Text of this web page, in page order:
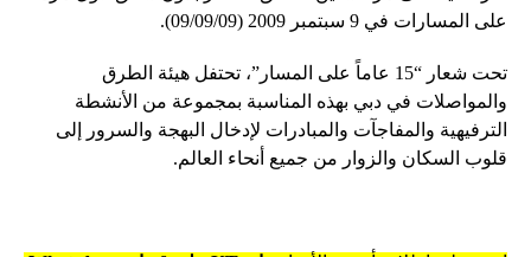
على المسارات في 9 سبتمبر 2009 (09/09/09).
تحت شعار “15 عاماً على المسار”، تحتفل هيئة الطرق
والمواصلات في دبي بهذه المناسبة بمجموعة من الأنشطة
الترفيهية والمفاجآت والمبادرات لإدخال البهجة والسرور إلى
قلوب السكان والزوار من جميع أنحاء العالم.